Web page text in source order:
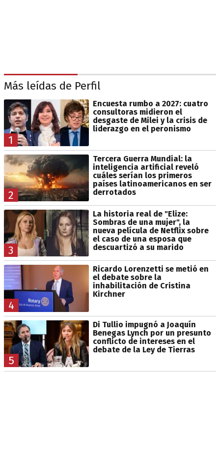
Más leídas de Perfil
1
Encuesta rumbo a 2027: cuatro
consultoras midieron el
desgaste de Milei y la crisis de
liderazgo en el peronismo
2
Tercera Guerra Mundial: la
inteligencia artificial reveló
cuáles serían los primeros
países latinoamericanos en ser
derrotados
3
La historia real de "Elize:
Sombras de una mujer", la
nueva película de Netflix sobre
el caso de una esposa que
descuartizó a su marido
4
Ricardo Lorenzetti se metió en
el debate sobre la
inhabilitación de Cristina
Kirchner
5
Di Tullio impugnó a Joaquín
Benegas Lynch por un presunto
conflicto de intereses en el
debate de la Ley de Tierras